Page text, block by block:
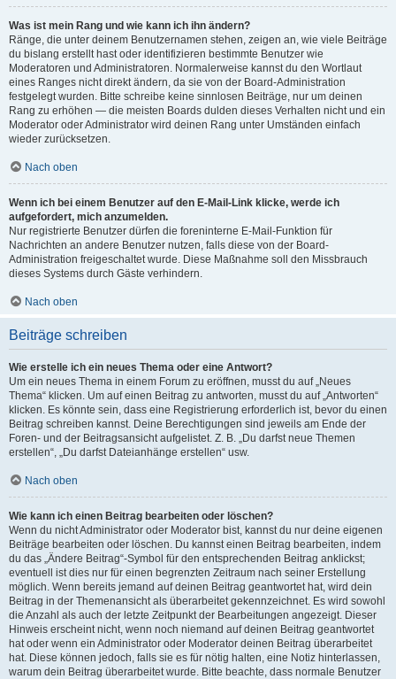
Was ist mein Rang und wie kann ich ihn ändern?
Ränge, die unter deinem Benutzernamen stehen, zeigen an, wie viele Beiträge
du bislang erstellt hast oder identifizieren bestimmte Benutzer wie
Moderatoren und Administratoren. Normalerweise kannst du den Wortlaut
eines Ranges nicht direkt ändern, da sie von der Board-Administration
festgelegt wurden. Bitte schreibe keine sinnlosen Beiträge, nur um deinen
Rang zu erhöhen — die meisten Boards dulden dieses Verhalten nicht und ein
Moderator oder Administrator wird deinen Rang unter Umständen einfach
wieder zurücksetzen.
Nach oben
Wenn ich bei einem Benutzer auf den E-Mail-Link klicke, werde ich
aufgefordert, mich anzumelden.
Nur registrierte Benutzer dürfen die foreninterne E-Mail-Funktion für
Nachrichten an andere Benutzer nutzen, falls diese von der Board-
Administration freigeschaltet wurde. Diese Maßnahme soll den Missbrauch
dieses Systems durch Gäste verhindern.
Nach oben
Beiträge schreiben
Wie erstelle ich ein neues Thema oder eine Antwort?
Um ein neues Thema in einem Forum zu eröffnen, musst du auf „Neues
Thema“ klicken. Um auf einen Beitrag zu antworten, musst du auf „Antworten“
klicken. Es könnte sein, dass eine Registrierung erforderlich ist, bevor du einen
Beitrag schreiben kannst. Deine Berechtigungen sind jeweils am Ende der
Foren- und der Beitragsansicht aufgelistet. Z. B. „Du darfst neue Themen
erstellen“, „Du darfst Dateianhänge erstellen“ usw.
Nach oben
Wie kann ich einen Beitrag bearbeiten oder löschen?
Wenn du nicht Administrator oder Moderator bist, kannst du nur deine eigenen
Beiträge bearbeiten oder löschen. Du kannst einen Beitrag bearbeiten, indem
du das „Ändere Beitrag“-Symbol für den entsprechenden Beitrag anklickst;
eventuell ist dies nur für einen begrenzten Zeitraum nach seiner Erstellung
möglich. Wenn bereits jemand auf deinen Beitrag geantwortet hat, wird dein
Beitrag in der Themenansicht als überarbeitet gekennzeichnet. Es wird sowohl
die Anzahl als auch der letzte Zeitpunkt der Bearbeitungen angezeigt. Dieser
Hinweis erscheint nicht, wenn noch niemand auf deinen Beitrag geantwortet
hat oder wenn ein Administrator oder Moderator deinen Beitrag überarbeitet
hat. Diese können jedoch, falls sie es für nötig halten, eine Notiz hinterlassen,
warum dein Beitrag überarbeitet wurde. Bitte beachte, dass normale Benutzer